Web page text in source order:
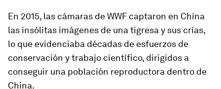
En 2015, las cámaras de WWF captaron en China
las insólitas imágenes de una tigresa y sus crías,
lo que evidenciaba décadas de esfuerzos de
conservación y trabajo científico, dirigidos a
conseguir una población reproductora dentro de
China.